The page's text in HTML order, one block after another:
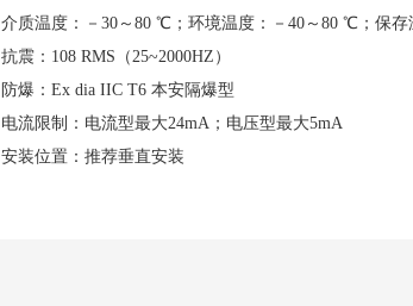
介质温度：－30～80 ℃；环境温度：－40～80 ℃；保
抗震：108 RMS（25~2000HZ）
防爆：Ex dia IIC T6 本安隔爆型
电流限制：电流型最大24mA；电压型最大5mA
安装位置：推荐垂直安装